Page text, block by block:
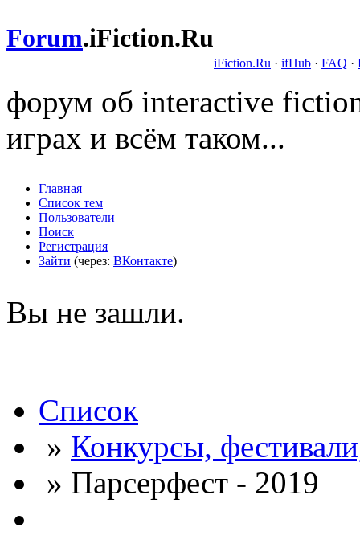
Forum.iFiction.Ru
iFiction.Ru · ifHub · FAQ ·
форум об interactive
играх и всём таком...
Главная
Список тем
Пользователи
Поиск
Регистрация
Зайти (через: ВКонтакте)
Вы не зашли.
Список
» Конкурсы,
» Парсерфест - 2019